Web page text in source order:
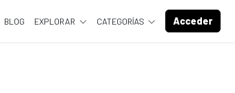
BLOG EXPLORAR CATEGORÍAS Acceder